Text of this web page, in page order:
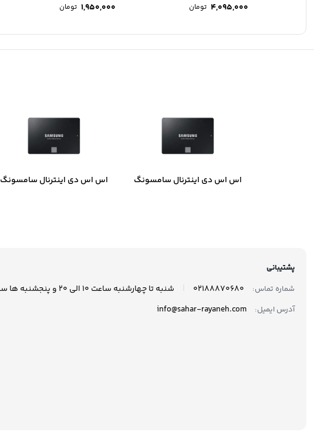
4,095,000 تومان 1,950,000 تومان
اس اس دی اینترنال سامسونگ
اس اس دی اینترنال سامسونگ
پشتیبانی
شماره تماس:
02188870680 شنبه تا چهارشنبه ساعت 10 الی 20 و پنجشنبه ها ساعت 10 الی 17 پاسخگوی شما هستیم.
آدرس ایمیل: info@sahar-rayaneh.com